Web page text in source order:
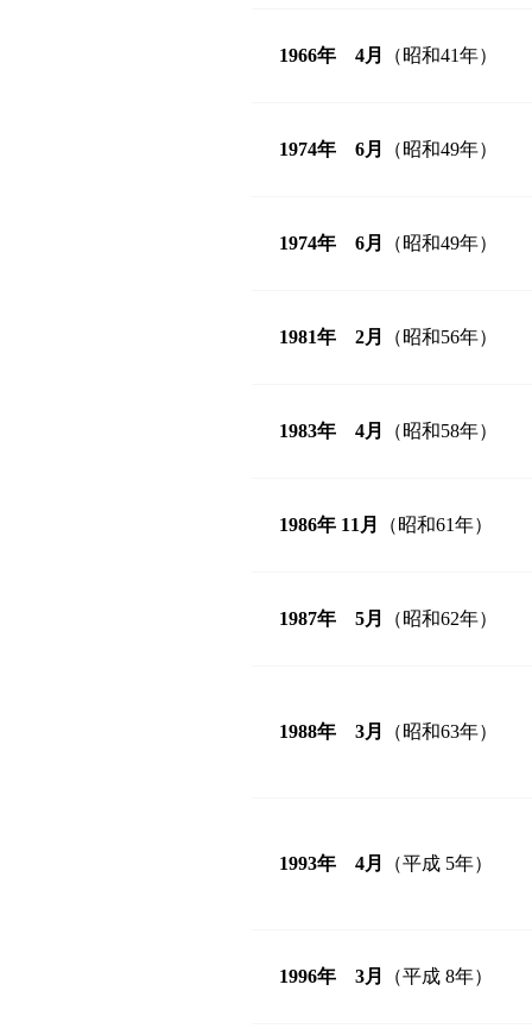
1966年 4月 （昭和41年）
1974年 6月 （昭和49年）
1974年 6月 （昭和49年）
1981年 2月 （昭和56年）
1983年 4月 （昭和58年）
1986年 11月 （昭和61年）
1987年 5月 （昭和62年）
1988年 3月 （昭和63年）
1993年 4月 （平成 5年）
1996年 3月 （平成 8年）